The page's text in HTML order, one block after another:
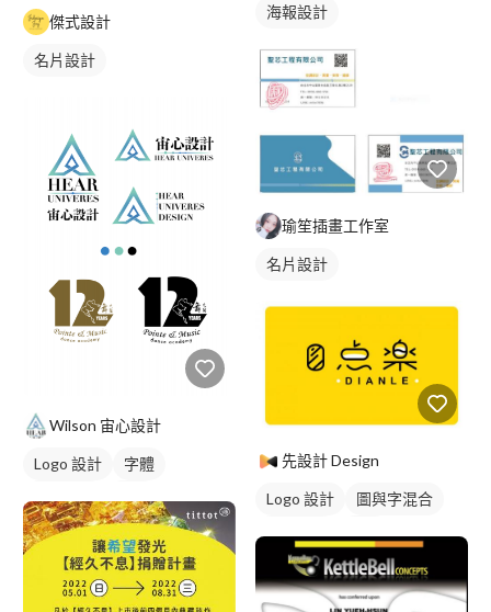
傑式設計
名片設計
Wilson 宙心設計
Logo 設計
字體
海報設計
瑜笙插畫工作室
名片設計
先設計 Design
Logo 設計
圖與字混合
日式商標
黃色